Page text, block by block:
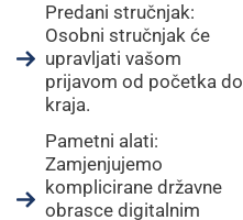
Predani stručnjak:
Osobni stručnjak će
upravljati vašom
prijavom od početka do
kraja.
Pametni alati:
Zamjenjujemo
komplicirane državne
obrasce digitalnim